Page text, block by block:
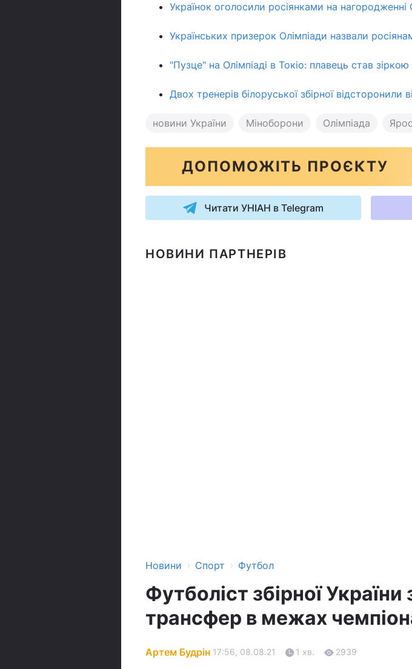
Українок оголосили росіянками на нагородженні
Українських призерок Олімпіади назвали
"Пузце" на Олімпіаді в Токіо: плавець став
Двох тренерів білоруської збірної відсторонили
новини України Міноборони Олімпіада
ДОПОМОЖІТЬ ПРОЄКТУ
Читати УНІАН в Telegram
НОВИНИ ПАРТНЕРІВ
Новини › Спорт › Футбол
Футболіст збірної України
трансфер в межах
Артем Будрін 17:56, 08.08.21 1 хв. 2939